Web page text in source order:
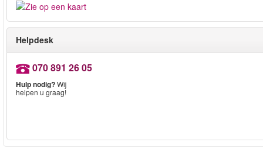
Helpdesk
070 891 26 05
Hulp nodig?Wij
helpen u graag!